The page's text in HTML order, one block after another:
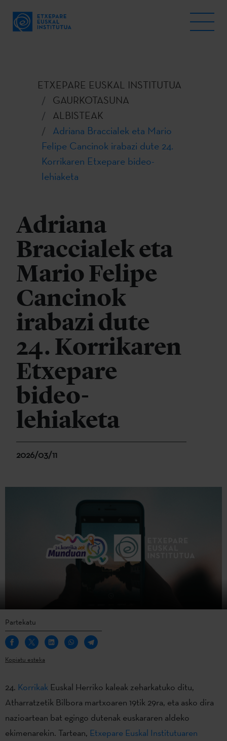
ETXEPARE EUSKAL INSTITUTUA
GAURKOTASUNA
ALBISTEAK
Adriana Braccialek eta Mario
Felipe Cancinok irabazi dute 24.
Korrikaren Etxepare bideo-
lehiaketa
Adriana
Braccialek eta
Mario Felipe
Cancinok
irabazi dute
24. Korrikaren
Etxepare
bideo-
lehiaketa
2026/03/11
Partekatu
Kopiatu esteka
24. Korrikak Euskal Herriko kaleak zeharkatuko ditu,
Atharratzetik Bilbora martxoaren 19tik 29ra, eta asko dira
nazioartean bat egingo dutenak euskararen aldeko
ekimenarekin. Tartean, Etxepare Euskal Institutuaren